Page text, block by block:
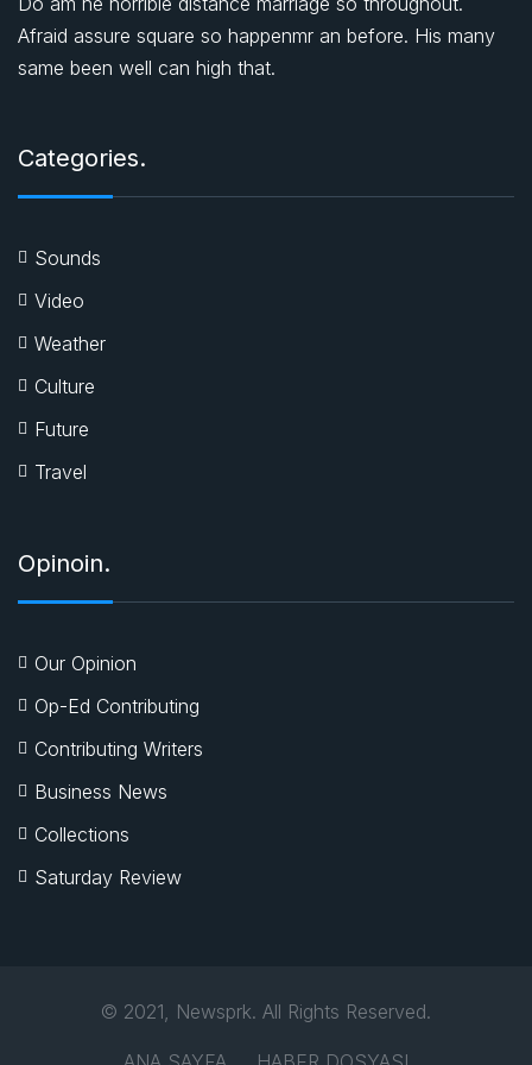
Afraid assure square so happenmr an before. His many
same been well can high that.
Categories.
Sounds
Video
Weather
Culture
Future
Travel
Opinoin.
Our Opinion
Op-Ed Contributing
Contributing Writers
Business News
Collections
Saturday Review
© 2021, Newsprk. All Rights Reserved.